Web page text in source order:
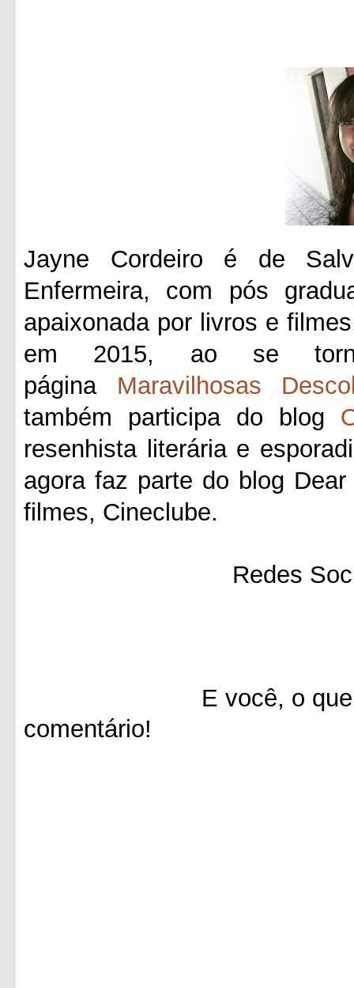
Jayne Cordeiro é de
Enfermeira, com pós
apaixonada por livros e
em 2015, ao se
página Maravilhosas
também participa do blog
resenhista literária e
agora faz parte do blog
filmes, Cineclube.
Redes
E você, o que achou
comentário!